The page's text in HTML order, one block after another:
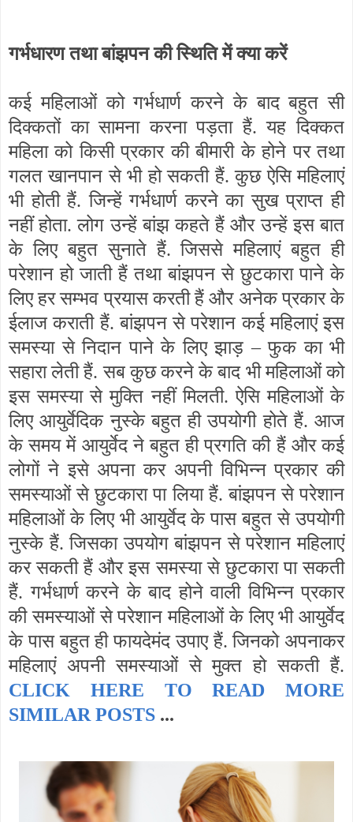
गर्भधारण तथा बांझपन की स्थिति में क्या करें
कई महिलाओं को गर्भधार्ण करने के बाद बहुत सी
दिक्कतों का सामना करना पड़ता हैं. यह दिक्कत
महिला को किसी प्रकार की बीमारी के होने पर तथा
गलत खानपान से भी हो सकती हैं. कुछ ऐसि महिलाएं
भी होती हैं. जिन्हें गर्भधार्ण करने का सुख प्राप्त ही
नहीं होता. लोग उन्हें बांझ कहते हैं और उन्हें इस बात
के लिए बहुत सुनाते हैं. जिससे महिलाएं बहुत ही
परेशान हो जाती हैं तथा बांझपन से छुटकारा पाने के
लिए हर सम्भव प्रयास करती हैं और अनेक प्रकार के
ईलाज कराती हैं. बांझपन से परेशान कई महिलाएं इस
समस्या से निदान पाने के लिए झाड़ – फुक का भी
सहारा लेती हैं. सब कुछ करने के बाद भी महिलाओं को
इस समस्या से मुक्ति नहीं मिलती. ऐसि महिलाओं के
लिए आयुर्वेदिक नुस्के बहुत ही उपयोगी होते हैं. आज
के समय में आयुर्वेद ने बहुत ही प्रगति की हैं और कई
लोगों ने इसे अपना कर अपनी विभिन्न प्रकार की
समस्याओं से छुटकारा पा लिया हैं. बांझपन से परेशान
महिलाओं के लिए भी आयुर्वेद के पास बहुत से उपयोगी
नुस्के हैं. जिसका उपयोग बांझपन से परेशान महिलाएं
कर सकती हैं और इस समस्या से छुटकारा पा सकती
हैं. गर्भधार्ण करने के बाद होने वाली विभिन्न प्रकार
की समस्याओं से परेशान महिलाओं के लिए भी आयुर्वेद
के पास बहुत ही फायदेमंद उपाए हैं. जिनको अपनाकर
महिलाएं अपनी समस्याओं से मुक्त हो सकती हैं.
CLICK HERE TO READ MORE
SIMILAR POSTS ...